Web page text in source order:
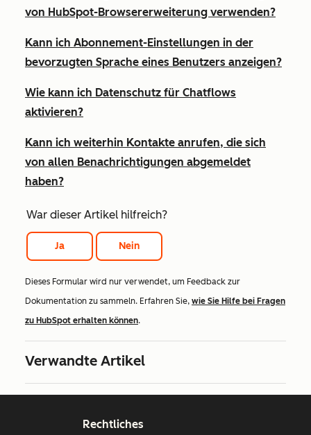
von HubSpot-Browsererweiterung verwenden?
Kann ich Abonnement-Einstellungen in der
bevorzugten Sprache eines Benutzers anzeigen?
Wie kann ich Datenschutz für Chatflows
aktivieren?
Kann ich weiterhin Kontakte anrufen, die sich
von allen Benachrichtigungen abgemeldet
haben?
War dieser Artikel hilfreich?
Ja Nein
Dieses Formular wird nur verwendet, um Feedback zur
Dokumentation zu sammeln. Erfahren Sie, wie Sie Hilfe bei Fragen
zu HubSpot erhalten können.
Verwandte Artikel
Rechtliches